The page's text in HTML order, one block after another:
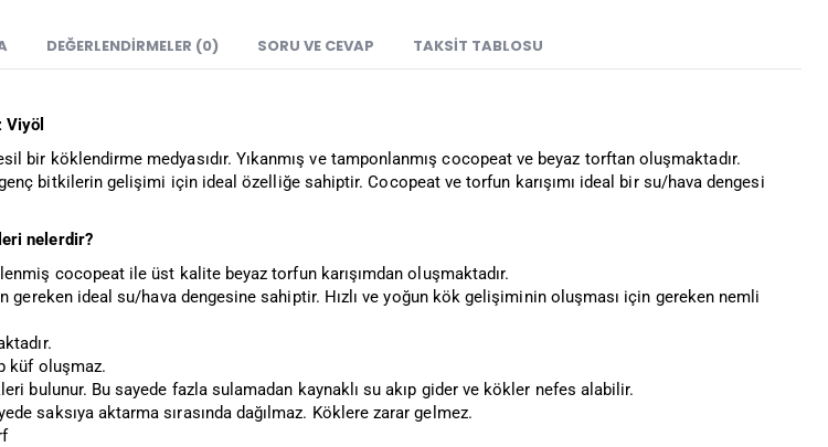
DEĞERLENDIRMELER (0) SORU VE CEVAP TAKSIT TABLOSU
Viyöl
bir köklendirme medyasıdır. Yıkanmış ve tamponlanmış cocopeat ve beyaz torftan oluşmaktadır.
bitkilerin gelişimi için ideal özelliğe sahiptir. Cocopeat ve torfun karışımı ideal bir su/hava dengesi
nelerdir?
cocopeat ile üst kalite beyaz torfun karışımdan oluşmaktadır.
gereken ideal su/hava dengesine sahiptir. Hızlı ve yoğun kök gelişiminin oluşması için gereken nemli
küf oluşmaz.
bulunur. Bu sayede fazla sulamadan kaynaklı su akıp gider ve kökler nefes alabilir.
saksıya aktarma sırasında dağılmaz. Köklere zarar gelmez.